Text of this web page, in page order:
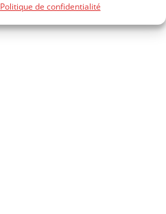
Politique de confidentialité